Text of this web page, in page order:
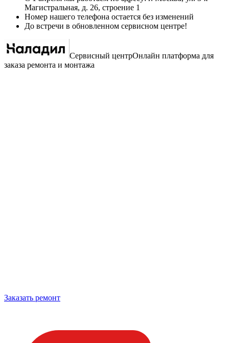
Магистральная, д. 26, строение 1
Номер нашего телефона остается без изменений
До встречи в обновленном сервисном центре!
Сервисный центрOнлайн платформа для
заказа ремонта и монтажа
Заказать ремонт